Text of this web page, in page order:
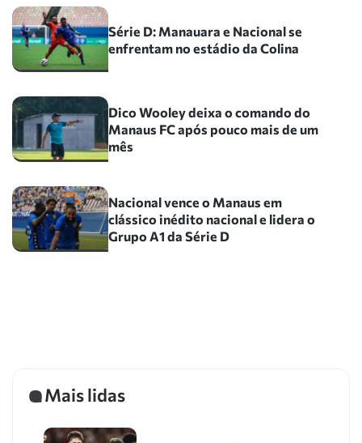
Série D: Manauara e Nacional se
enfrentam no estádio da Colina
Dico Wooley deixa o comando do
Manaus FC após pouco mais de um
mês
Nacional vence o Manaus em
clássico inédito nacional e lidera o
Grupo A1 da Série D
Mais lidas